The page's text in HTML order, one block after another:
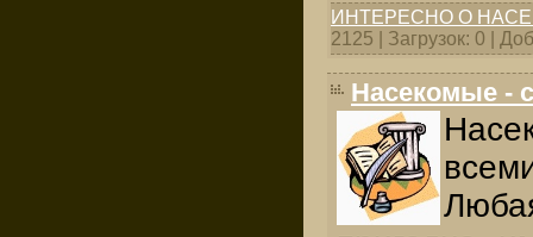
ИНТЕРЕСНО О
2125 | Загрузок: 0 |
Насекомые -